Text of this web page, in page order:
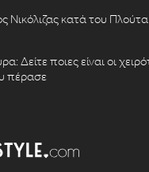
Νικόλιζας κατά του
Δείτε ποιες είναι οι
πέρασε